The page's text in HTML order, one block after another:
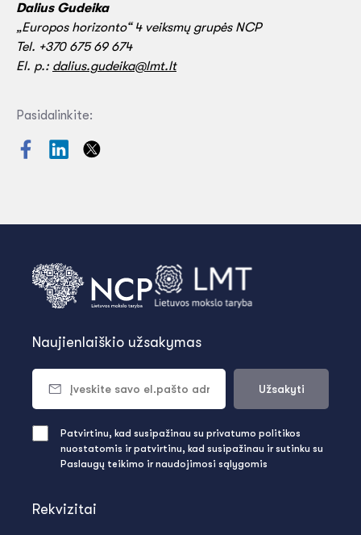
Dalius Gudeika
„Europos horizonto“ 4 veiksmų grupės NCP
Tel. +370 675 69 674
El. p.: dalius.gudeika@lmt.lt
Pasidalinkite:
Rekvizitai
Naujienlaiškio užsakymas
Užsakyti
Patvirtinu, kad susipažinau su privatumo politikos
nuostatomis ir patvirtinu, kad susipažinau ir sutinku su
Paslaugų teikimo ir naudojimosi sąlygomis